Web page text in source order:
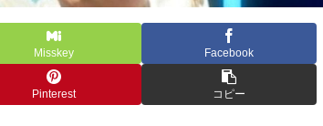
Misskey Facebook
Pinterest コピー